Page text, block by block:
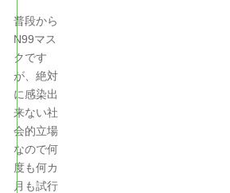
普段から
N99マス
クです
が、絶対
に感染出
来ない社
会的立場
なので何
度も何カ
月も試行